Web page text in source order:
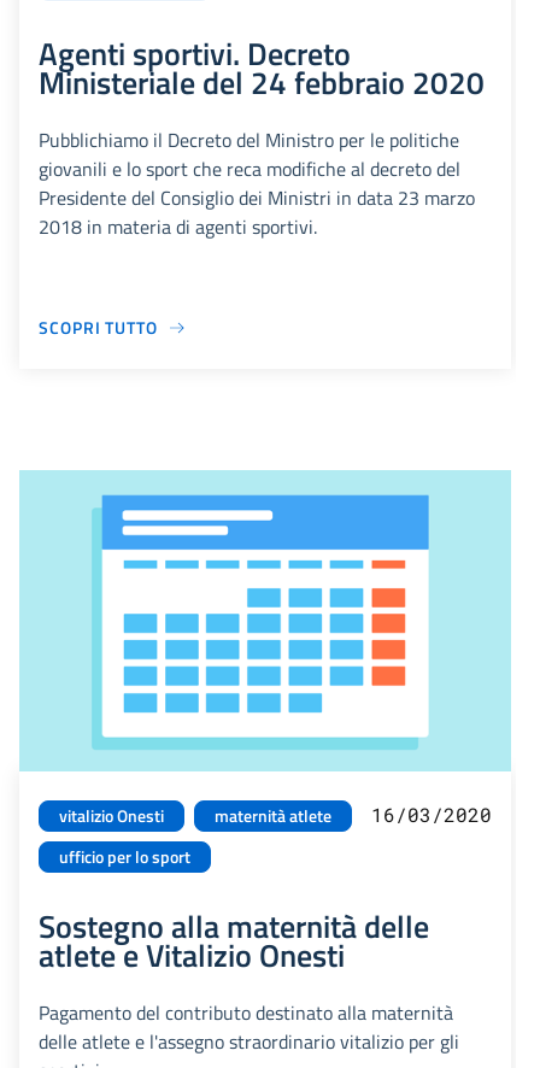
Agenti sportivi. Decreto
Ministeriale del 24 febbraio 2020
Pubblichiamo il Decreto del Ministro per le politiche
giovanili e lo sport che reca modifiche al decreto del
Presidente del Consiglio dei Ministri in data 23 marzo
2018 in materia di agenti sportivi.
SCOPRI TUTTO
vitalizio Onesti
maternità atlete
ufficio per lo sport
16/03/2020
Sostegno alla maternità delle
atlete e Vitalizio Onesti
Pagamento del contributo destinato alla maternità
delle atlete e l'assegno straordinario vitalizio per gli